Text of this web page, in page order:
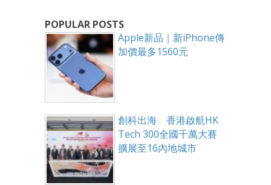
POPULAR POSTS
Apple新品｜新iPhone傳
加價最多1560元
創科出海 香港啟航HK
Tech 300全國千萬大賽
擴展至16內地城市